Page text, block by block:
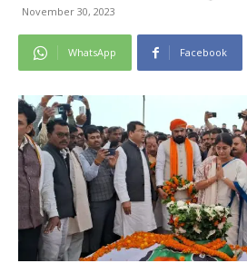
November 30, 2023
WhatsApp Facebook